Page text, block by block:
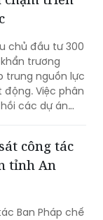
chủ đầu tư 300
trương
trung nguồn lực
Việc phân
các dự án
khai được kỳ
lực đất đai, tạo
đôcông tác
Ban Pháp chế
HĐND tỉnh